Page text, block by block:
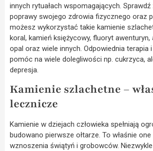
innych rytuałach wspomagających.
poprawy swojego zdrowia fizycznego oraz
możesz wykorzystać takie kamienie
koral, kamień księżycowy, fluoryt
opal oraz wiele innych. Odpowiednia terapia
pomóc na wiele dolegliwości np. cukrzyca,
depresja.
Kamienie szlachetne –
lecznicze
Kamienie w dziejach człowieka spełniają
budowano pierwsze ołtarze. To właśnie one
wznoszenia świątyń i grobowców.